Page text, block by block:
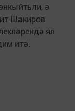
ә
Шакиров
ял
итә.